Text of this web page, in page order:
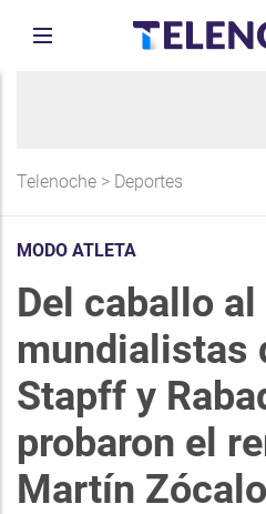
Telenoche > Deportes
MODO ATLETA
Del caballo
mundialistas
Stapff y
probaron el
Martín Zócalo